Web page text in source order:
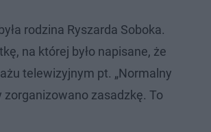
rodzina Ryszarda Soboka.
na której było napisane, że
telewizyjnym pt. „Normalny
zorganizowano zasadzkę. To